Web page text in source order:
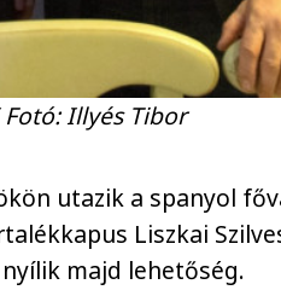
Fotó: Illyés Tibor
utazik a spanyol
Liszkai
majd lehetőség.